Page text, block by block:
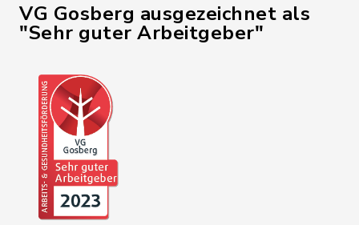
VG Gosberg ausgezeichnet als
"Sehr guter Arbeitgeber"